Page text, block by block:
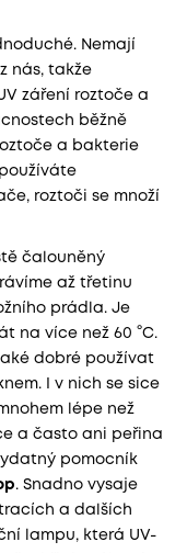
Nemají
nás, takže
záření roztoče a
běžně
a bakterie
roztoči se množí
čalouněný
až třetinu
prádla. Je
na více než 60 °C.
dobré používat
I v nich se sice
lépe než
a často ani peřina
pomocník
. Snadno vysaje
a dalších
lampu, která UV-